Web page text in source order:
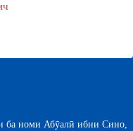
ба номи Абӯалӣ ибни Сино,